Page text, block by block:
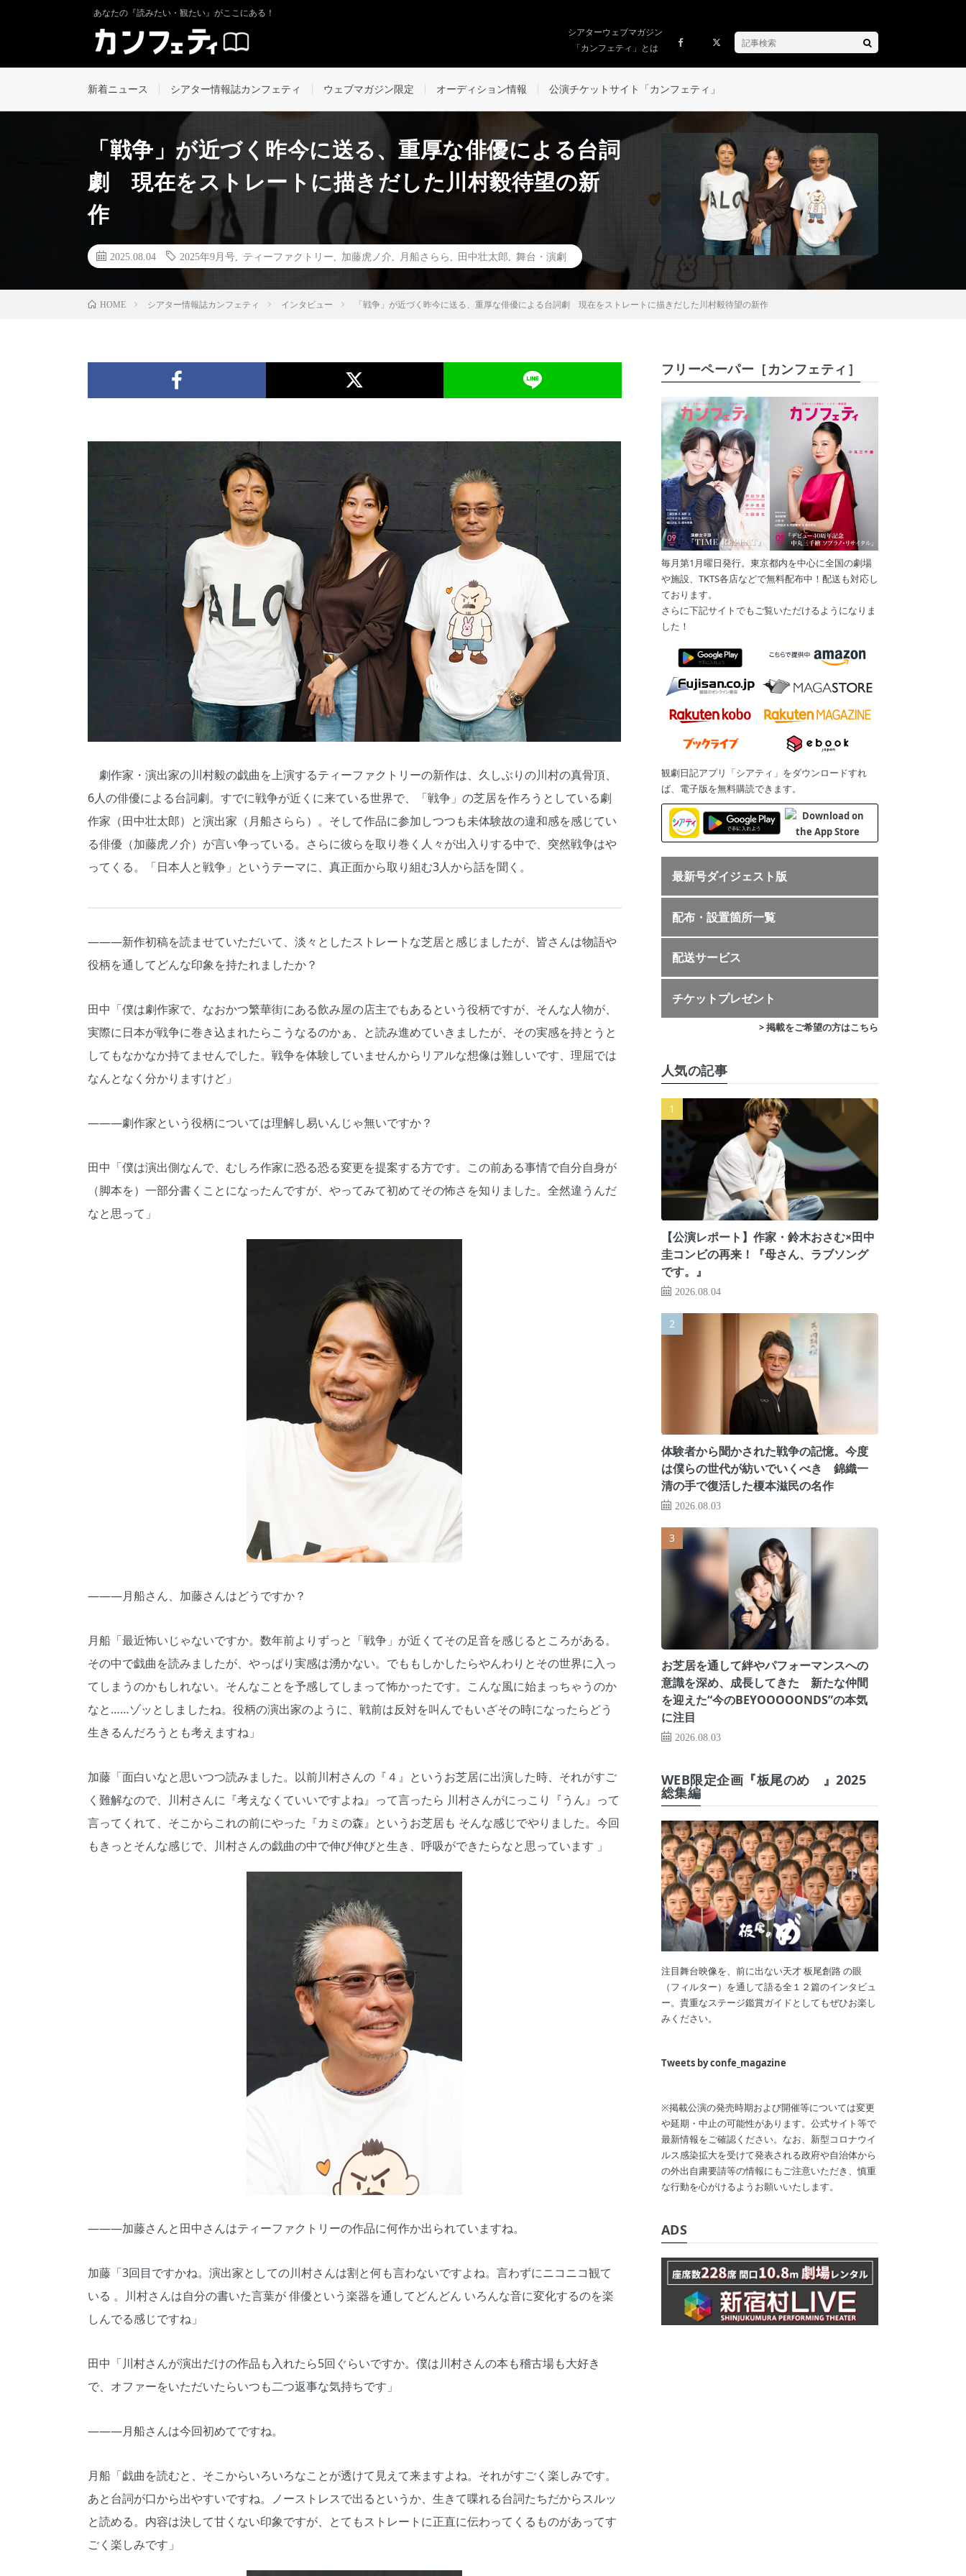
あなたの『読みたい・観たい』がここにある！
シアターウェブマガジン
「カンフェティ」とは
新着ニュース シアター情報誌カンフェティ ウェブマガジン限定 オーディション情報 公演チケットサイト「カンフェティ」
「戦争」が近づく昨今に送る、重厚な俳優による台詞
劇 現在をストレートに描きだした川村毅待望の新
作
2025.08.04 2025年9月号 ティーファクトリー 加藤虎ノ介 月船さらら 田中壮太郎 舞台・演劇
HOME シアター情報誌カンフェティ インタビュー 「戦争」が近づく昨今に送る、重厚な俳優による台詞劇 現在をストレートに描きだした川村毅待望の新作
劇作家・演出家の川村毅の戯曲を上演するティーファクトリーの新作は、久しぶりの川村の真骨頂、
6人の俳優による台詞劇。すでに戦争が近くに来ている世界で、「戦争」の芝居を作ろうとしている劇
作家（田中壮太郎）と演出家（月船さらら）。そして作品に参加しつつも未体験故の違和感を感じてい
る俳優（加藤虎ノ介）が言い争っている。さらに彼らを取り巻く人々が出入りする中で、突然戦争はや
ってくる。「日本人と戦争」というテーマに、真正面から取り組む3人から話を聞く。
―――新作初稿を読ませていただいて、淡々としたストレートな芝居と感じましたが、皆さんは物語や
役柄を通してどんな印象を持たれましたか？
田中「僕は劇作家で、なおかつ繁華街にある飲み屋の店主でもあるという役柄ですが、そんな人物が、
実際に日本が戦争に巻き込まれたらこうなるのかぁ、と読み進めていきましたが、その実感を持とうと
してもなかなか持てませんでした。戦争を体験していませんからリアルな想像は難しいです、理屈では
なんとなく分かりますけど」
―――劇作家という役柄については理解し易いんじゃ無いですか？
田中「僕は演出側なんで、むしろ作家に恐る恐る変更を提案する方です。この前ある事情で自分自身が
（脚本を）一部分書くことになったんですが、やってみて初めてその怖さを知りました。全然違うんだ
なと思って」
―――月船さん、加藤さんはどうですか？
月船「最近怖いじゃないですか。数年前よりずっと「戦争」が近くてその足音を感じるところがある。
その中で戯曲を読みましたが、やっぱり実感は湧かない。でももしかしたらやんわりとその世界に入っ
てしまうのかもしれない。そんなことを予感してしまって怖かったです。こんな風に始まっちゃうのか
なと……ゾッとしましたね。役柄の演出家のように、戦前は反対を叫んでもいざその時になったらどう
生きるんだろうとも考えますね」
加藤「面白いなと思いつつ読みました。以前川村さんの『４』というお芝居に出演した時、それがすご
く難解なので、川村さんに『考えなくていいですよね』って言ったら 川村さんがにっこり『うん』って
言ってくれて、そこからこれの前にやった『カミの森』というお芝居も そんな感じでやりました。今回
もきっとそんな感じで、川村さんの戯曲の中で伸び伸びと生き、呼吸ができたらなと思っています 」
―――加藤さんと田中さんはティーファクトリーの作品に何作か出られていますね。
加藤「3回目ですかね。演出家としての川村さんは割と何も言わないですよね。言わずにニコニコ観て
いる 。川村さんは自分の書いた言葉が 俳優という楽器を通してどんどん いろんな音に変化するのを楽
しんでる感じですね」
田中「川村さんが演出だけの作品も入れたら5回ぐらいですか。僕は川村さんの本も稽古場も大好き
で、オファーをいただいたらいつも二つ返事な気持ちです」
―――月船さんは今回初めてですね。
月船「戯曲を読むと、そこからいろいろなことが透けて見えて来ますよね。それがすごく楽しみです。
あと台詞が口から出やすいですね。ノーストレスで出るというか、生きて喋れる台詞たちだからスルッ
と読める。内容は決して甘くない印象ですが、とてもストレートに正直に伝わってくるものがあってす
ごく楽しみです」
フリーペーパー［カンフェティ］
毎月第1月曜日発行。東京都内を中心に全国の劇場
や施設、TKTS各店などで無料配布中！配送も対応し
ております。
さらに下記サイトでもご覧いただけるようになりま
した！
観劇日記アプリ「シアティ」をダウンロードすれ
ば、電子版を無料購読できます。
最新号ダイジェスト版
配布・設置箇所一覧
配送サービス
チケットプレゼント
> 掲載をご希望の方はこちら
人気の記事
【公演レポート】作家・鈴木おさむ×田中
圭コンビの再来！『母さん、ラブソング
です。』
2026.08.04
体験者から聞かされた戦争の記憶。今度
は僕らの世代が紡いでいくべき 錦織一
清の手で復活した榎本滋民の名作
2026.08.03
お芝居を通して絆やパフォーマンスへの
意識を深め、成長してきた 新たな仲間
を迎えた“今のBEYOOOOONDS”の本気
に注目
2026.08.03
WEB限定企画『板尾のめ゙』2025
総集編
注目舞台映像を、前に出ない天才 板尾創路 の眼
（フィルター）を通して語る全１２篇のインタビュ
ー。貴重なステージ鑑賞ガイドとしてもぜひお楽し
みください。
Tweets by confe_magazine
※掲載公演の発売時期および開催等については変更
や延期・中止の可能性があります。公式サイト等で
最新情報をご確認ください。なお、新型コロナウイ
ルス感染拡大を受けて発表される政府や自治体から
の外出自粛要請等の情報にもご注意いただき、慎重
な行動を心がけるようお願いいたします。
ADS